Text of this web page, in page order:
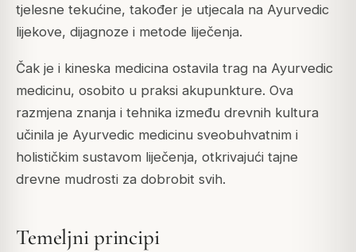
tjelesne tekućine, također je utjecala na Ayurvedic
lijekove, dijagnoze i metode liječenja.
Čak je i kineska medicina ostavila trag na Ayurvedic
medicinu, osobito u praksi akupunkture. Ova
razmjena znanja i tehnika između drevnih kultura
učinila je Ayurvedic medicinu sveobuhvatnim i
holističkim sustavom liječenja, otkrivajući tajne
drevne mudrosti za dobrobit svih.
Temeljni principi